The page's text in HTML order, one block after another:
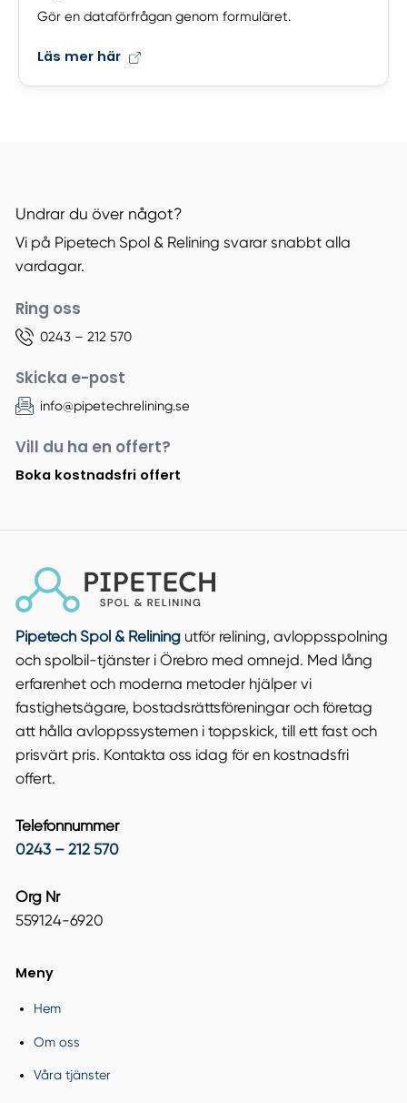
Gör en dataförfrågan genom formuläret.
Läs mer här
Undrar du över något?
Vi på Pipetech Spol & Relining svarar snabbt alla
vardagar.
Ring oss
0243 – 212 570
Skicka e-post
info@pipetechrelining.se
Vill du ha en offert?
Boka kostnadsfri offert
Pipetech Spol & Relining utför relining, avloppsspolning
och spolbil-tjänster i Örebro med omnejd. Med lång
erfarenhet och moderna metoder hjälper vi
fastighetsägare, bostadsrättsföreningar och företag
att hålla avloppssystemen i toppskick, till ett fast och
prisvärt pris. Kontakta oss idag för en kostnadsfri
offert.
Telefonnummer
0243 – 212 570
Org Nr
559124-6920
Meny
Hem
Om oss
Våra tjänster